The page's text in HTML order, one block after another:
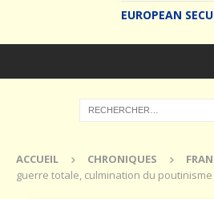
EUROPEAN
ACCUEIL CHRONIQUES
guerre totale, culmination du poutinisme